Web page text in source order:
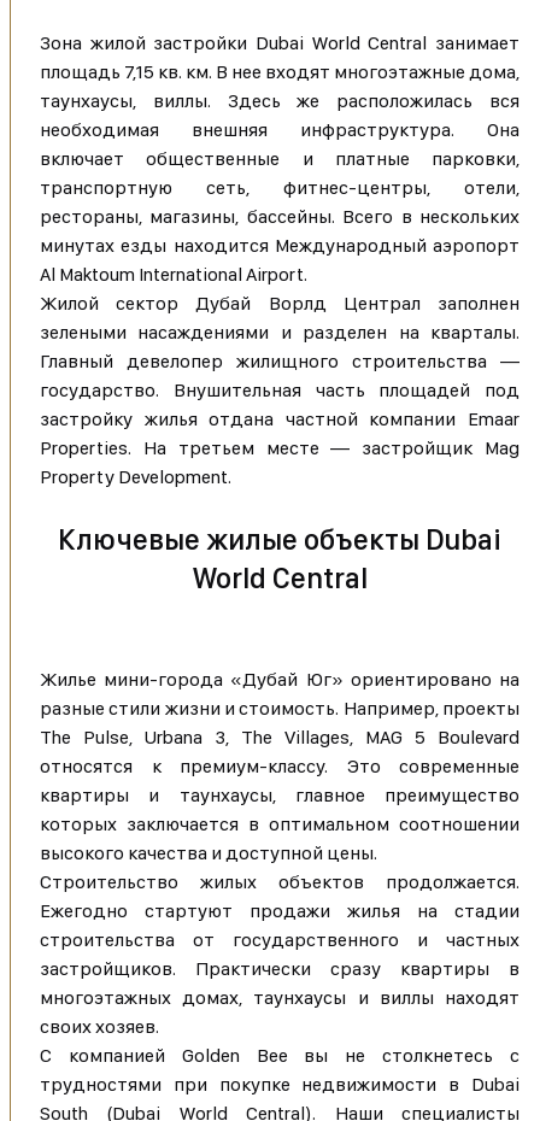
Зона жилой застройки Dubai World Central занимает
площадь 7,15 кв. км. В нее входят многоэтажные дома,
таунхаусы, виллы. Здесь же расположилась вся
необходимая внешняя инфраструктура. Она
включает общественные и платные парковки,
транспортную сеть, фитнес-центры, отели,
рестораны, магазины, бассейны. Всего в нескольких
минутах езды находится Международный аэропорт
Al Maktoum International Airport.
Жилой сектор Дубай Ворлд Централ заполнен
зелеными насаждениями и разделен на кварталы.
Главный девелопер жилищного строительства —
государство. Внушительная часть площадей под
застройку жилья отдана частной компании Emaar
Properties. На третьем месте — застройщик Mag
Property Development.
Ключевые жилые объекты Dubai
World Central
Жилье мини-города «Дубай Юг» ориентировано на
разные стили жизни и стоимость. Например, проекты
The Pulse, Urbana 3, The Villages, MAG 5 Boulevard
относятся к премиум-классу. Это современные
квартиры и таунхаусы, главное преимущество
которых заключается в оптимальном соотношении
высокого качества и доступной цены.
Строительство жилых объектов продолжается.
Ежегодно стартуют продажи жилья на стадии
строительства от государственного и частных
застройщиков. Практически сразу квартиры в
многоэтажных домах, таунхаусы и виллы находят
своих хозяев.
С компанией Golden Bee вы не столкнетесь с
трудностями при покупке недвижимости в Dubai
South (Dubai World Central). Наши специалисты